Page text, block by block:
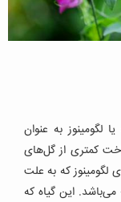
لگومینوز به عنوان
کمتری از گل‌های
لگومینوز که به علت
این گیاه که